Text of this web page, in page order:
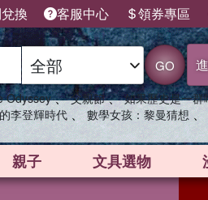
換 客服中心 領券專區
GO
Odyssey 、 父親節 、 如果歷史是一群
李登輝時代 、 數學女孩：黎曼猜想 、
親子 文具選物